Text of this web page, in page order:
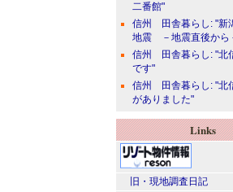
二番館"
信州 田舎暮らし: "新
地震 －地震直後から
信州 田舎暮らし: "北
です"
信州 田舎暮らし: "北
がありました"
Links
旧・現地調査日記